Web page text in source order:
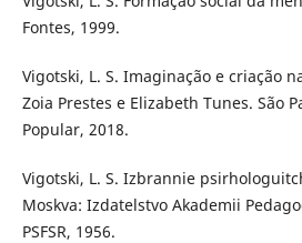
Fontes, 1999.
Vigotski, L. S. Imaginação e criação
Zoia Prestes e Elizabeth Tunes. São
Popular, 2018.
Vigotski, L. S. Izbrannie
Moskva: Izdatelstvo Akademii
PSFSR, 1956.